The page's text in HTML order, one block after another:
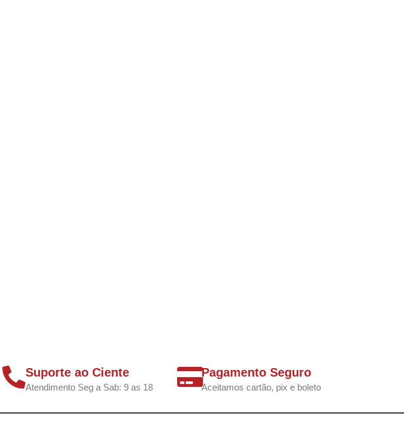
Suporte ao Ciente
Atendimento Seg a Sab: 9 as 18
Pagamento Seguro
Aceitamos cartão, pix e boleto